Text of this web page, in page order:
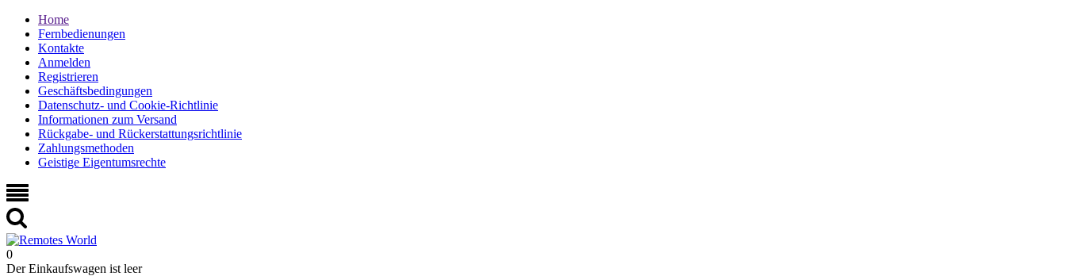
Home
Fernbedienungen
Kontakte
Anmelden
Registrieren
Geschäftsbedingungen
Datenschutz- und Cookie-Richtlinie
Informationen zum Versand
Rückgabe- und Rückerstattungsrichtlinie
Zahlungsmethoden
Geistige Eigentumsrechte
0
Der Einkaufswagen ist leer